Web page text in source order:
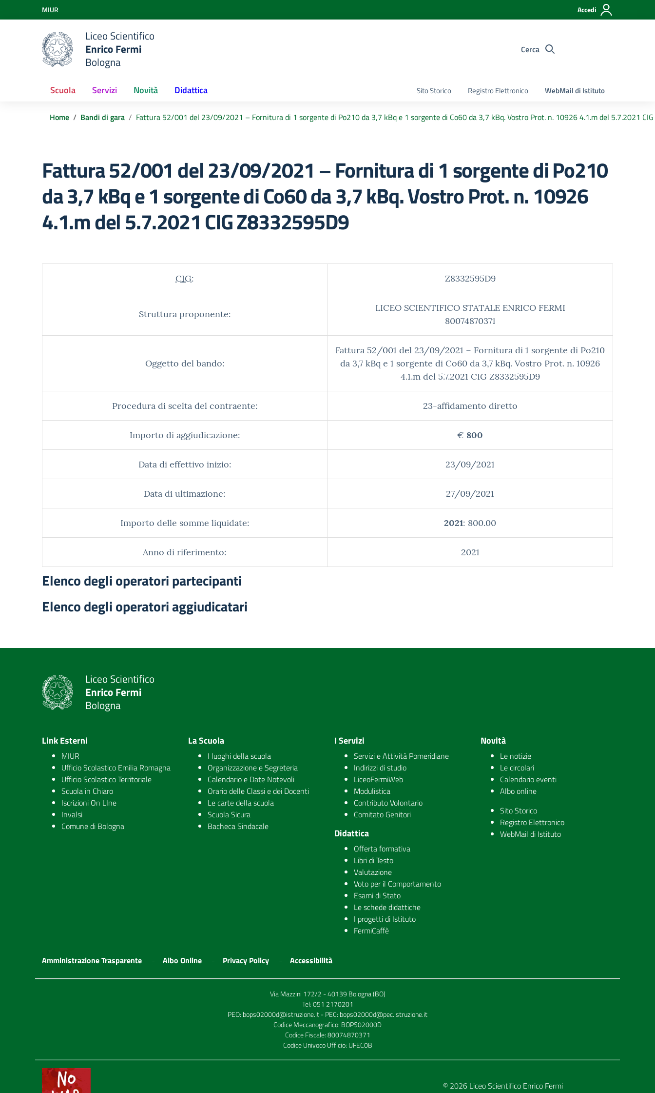
Vai ai contenuti
Vai al menu di navigazione
Vai al footer
MIUR Accedi
Liceo Scientifico
Enrico Fermi
Bologna
Cerca
Sito Storico Registro Elettronico WebMail di Istituto
Scuola Servizi Novità Didattica
Home Bandi di gara Fattura 52/001 del 23/09/2021 – Fornitura di 1 sorgente di Po210 da 3,7 kBq e 1 sorgente di Co60 da 3,7 kBq. Vostro Prot. n. 10926 4.1.m del 5.7.2021
Fattura 52/001 del 23/09/2021 – Fornitura di 1 sorgente di Po210
da 3,7 kBq e 1 sorgente di Co60 da 3,7 kBq. Vostro Prot. n. 10926
4.1.m del 5.7.2021 CIG Z8332595D9
CIG: Z8332595D9
Struttura proponente:
LICEO SCIENTIFICO STATALE ENRICO FERMI
80074870371
Oggetto del bando:
Fattura 52/001 del 23/09/2021 – Fornitura di 1 sorgente di Po210
da 3,7 kBq e 1 sorgente di Co60 da 3,7 kBq. Vostro Prot. n. 10926
4.1.m del 5.7.2021 CIG Z8332595D9
Procedura di scelta del contraente: 23-affidamento diretto
Importo di aggiudicazione: € 800
Data di effettivo inizio: 23/09/2021
Data di ultimazione: 27/09/2021
Importo delle somme liquidate: 2021: 800.00
Anno di riferimento: 2021
Elenco degli operatori partecipanti
Elenco degli operatori aggiudicatari
Liceo Scientifico
Enrico Fermi
Bologna
Link Esterni
MIUR
Ufficio Scolastico Emilia Romagna
Ufficio Scolastico Territoriale
Scuola in Chiaro
Iscrizioni On LIne
Invalsi
Comune di Bologna
La Scuola
I luoghi della scuola
Organizzazione e Segreteria
Calendario e Date Notevoli
Orario delle Classi e dei Docenti
Le carte della scuola
Scuola Sicura
Bacheca Sindacale
I Servizi
Servizi e Attività Pomeridiane
Indirizzi di studio
LiceoFermiWeb
Modulistica
Contributo Volontario
Comitato Genitori
Didattica
Offerta formativa
Libri di Testo
Valutazione
Voto per il Comportamento
Esami di Stato
Le schede didattiche
I progetti di Istituto
FermiCaffè
Novità
Le notizie
Le circolari
Calendario eventi
Albo online
Sito Storico
Registro Elettronico
WebMail di Istituto
Amministrazione Trasparente Albo Online Privacy Policy Accessibilità
Via Mazzini 172/2 - 40139 Bologna (BO)
Tel:051 2170201
PEO: bops02000d@istruzione.it- PEC: bops02000d@pec.istruzione.it
Codice Meccanografico: BOPS02000D
Codice Fiscale: 80074870371
Codice Univoco Ufficio: UFEC0B
© 2026 Liceo Scientifico Enrico Fermi